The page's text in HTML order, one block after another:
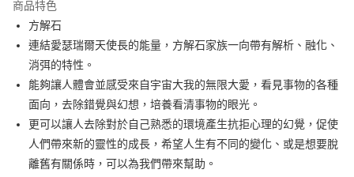
Apple Pay
街口支付
悠遊付
ATM付款
運送方式
商品特色
方解石
連結愛瑟瑞爾天使長的能量，方解石家族一向帶有解析、融化、
消弭的特性。
能夠讓人體會並感受來自宇宙大我的無限大愛，看見事物的各種
面向，去除錯覺與幻想，培養看清事物的眼光。
更可以讓人去除對於自己熟悉的環境產生抗拒心理的幻覺，促使
人們帶來新的靈性的成長，希望人生有不同的變化、或是想要脫
離舊有關係時，可以為我們帶來幫助。